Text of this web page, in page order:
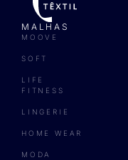
MALHAS
MOOVE
SOFT
LIFE
FITNESS
LINGERIE
HOME WEAR
MODA